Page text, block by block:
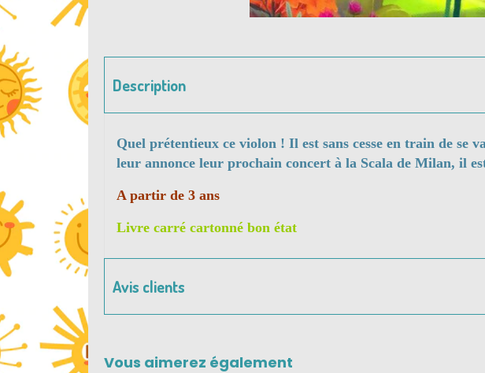
Description
Quel prétentieux ce violon ! Il est sans cesse en train de se
leur annonce leur prochain concert à la Scala de Milan, il
A partir de 3 ans
Livre carré cartonné bon état
Avis clients
Vous aimerez également